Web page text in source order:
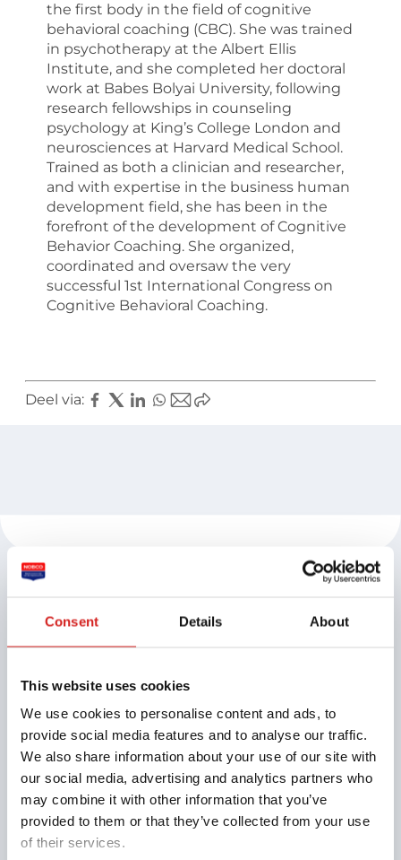
Consent Details About
This website uses cookies
We use cookies to personalise content and ads, to
provide social media features and to analyse our traffic.
We also share information about your use of our site with
our social media, advertising and analytics partners who
may combine it with other information that you’ve
provided to them or that they’ve collected from your use
of their services.
the first body in the field of cognitive
behavioral coaching (CBC). She was trained
in psychotherapy at the Albert Ellis
Institute, and she completed her doctoral
work at Babes Bolyai University, following
research fellowships in counseling
psychology at King’s College London and
neurosciences at Harvard Medical School.
Trained as both a clinician and researcher,
and with expertise in the business human
development field, she has been in the
forefront of the development of Cognitive
Behavior Coaching. She organized,
coordinated and oversaw the very
successful 1st International Congress on
Cognitive Behavioral Coaching.
Deel via:
Vind een opleiding
Subsidiemogelijkheden
Zoek een supervisor
Kennisbank
Ontdek de mediakanalen
Vind een coach
Vind een coach
Vind een coachbureau